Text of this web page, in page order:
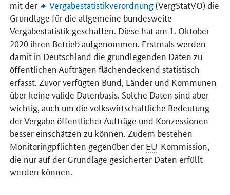
mit der
Vergabestatistikverordnung(VergStatVO) die
Grundlage für die allgemeine bundesweite
Vergabestatistik geschaffen. Diese hat am 1. Oktober
2020 ihren Betrieb aufgenommen. Erstmals werden
damit in Deutschland die grundlegenden Daten zu
öffentlichen Aufträgen flächendeckend statistisch
erfasst. Zuvor verfügten Bund, Länder und Kommunen
über keine valide Datenbasis. Solche Daten sind aber
wichtig, auch um die volkswirtschaftliche Bedeutung
der Vergabe öffentlicher Aufträge und Konzessionen
besser einschätzen zu können. Zudem bestehen
Monitoringpflichten gegenüber der EU-Kommission,
die nur auf der Grundlage gesicherter Daten erfüllt
werden können.